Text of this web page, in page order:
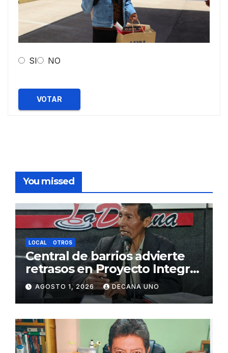
SI NO
VOTAR
You missed
LOCAL OTROS
Central de barrios advierte
retrasos en Proyecto Integral
de Agua y Alcantarillado para
Juliaca
AGOSTO 1, 2026 DECANA UNO